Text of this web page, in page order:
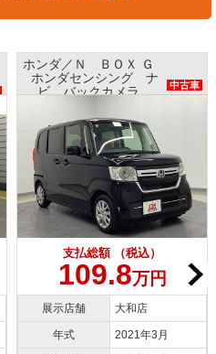
ホンダ／Ｎ ＢＯＸ Ｇ
ホンダセンシング ナ
ビ バックカメラ
中古車
支払総額 （税込）
109.8万円
展示店舗 大和店
年式 2021年3月